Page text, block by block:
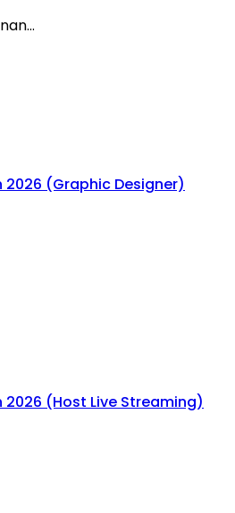
2026 (Graphic Designer)
2026 (Host Live Streaming)